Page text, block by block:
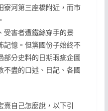
寮河第三座橋附近，而市
受害者遭鐵絲穿手的景
記憶。但黨國份子始終不
部分史料的日期瑕疵企圖
不盡的口述、日記、各國
熹自己怎麼說，以下引